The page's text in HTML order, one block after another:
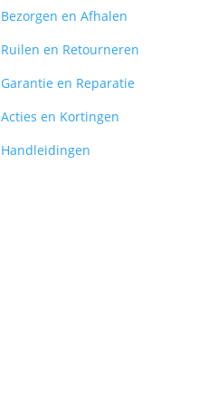
Bezorgen en Afhalen
Ruilen en Retourneren
Garantie en Reparatie
Acties en Kortingen
Handleidingen